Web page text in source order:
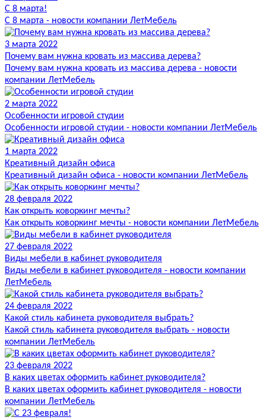
C 8 марта!
C 8 марта - новости компании ЛетМебель
3 марта 2022
Почему вам нужна кровать из массива дерева?
Почему вам нужна кровать из массива дерева - новости
компании ЛетМебель
2 марта 2022
Особенности игровой студии
Особенности игровой студии - новости компании ЛетМебель
1 марта 2022
Креативный дизайн офиса
Креативный дизайн офиса - новости компании ЛетМебель
28 февраля 2022
Как открыть коворкинг мечты?
Как открыть коворкинг мечты - новости компании ЛетМебель
27 февраля 2022
Виды мебели в кабинет руководителя
Виды мебели в кабинет руководителя - новости компании
ЛетМебель
24 февраля 2022
Какой стиль кабинета руководителя выбрать?
Какой стиль кабинета руководителя выбрать - новости
компании ЛетМебель
23 февраля 2022
В каких цветах оформить кабинет руководителя?
В каких цветах оформить кабинет руководителя - новости
компании ЛетМебель